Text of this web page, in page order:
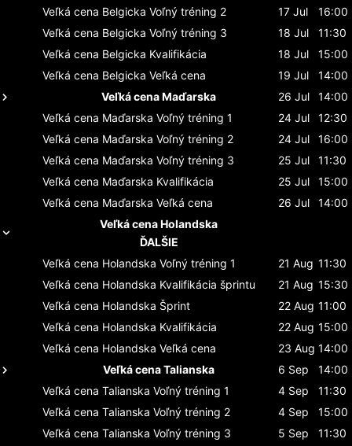
Veľká cena Belgicka Voľný tréning 2 17 Jul
16:00
Veľká cena Belgicka Voľný tréning 3 18 Jul
11:30
Veľká cena Belgicka Kvalifikácia 18 Jul
15:00
Veľká cena Belgicka Veľká cena 19 Jul
14:00
Veľká cena Maďarska
26 Jul
14:00
Veľká cena Maďarska Voľný tréning 1 24 Jul
12:30
Veľká cena Maďarska Voľný tréning 2 24 Jul
16:00
Veľká cena Maďarska Voľný tréning 3 25 Jul
11:30
Veľká cena Maďarska Kvalifikácia 25 Jul
15:00
Veľká cena Maďarska Veľká cena 26 Jul
14:00
Veľká cena Holandska
ĎALŠIE
Veľká cena Holandska Voľný tréning 1 21 Aug 11:30
Veľká cena Holandska Kvalifikácia šprintu 21 Aug 15:30
Veľká cena Holandska Šprint 22 Aug 11:00
Veľká cena Holandska Kvalifikácia 22 Aug 15:00
Veľká cena Holandska Veľká cena 23 Aug 14:00
Veľká cena Talianska
6 Sep
14:00
Veľká cena Talianska Voľný tréning 1 4 Sep
11:30
Veľká cena Talianska Voľný tréning 2 4 Sep
15:00
Veľká cena Talianska Voľný tréning 3 5 Sep
11:30